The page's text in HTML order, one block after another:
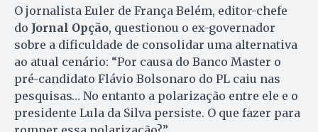
O jornalista Euler de França Belém, editor-chefe
do Jornal Opção, questionou o ex-governador
sobre a dificuldade de consolidar uma alternativa
ao atual cenário: “Por causa do Banco Master o
pré-candidato Flávio Bolsonaro do PL caiu nas
pesquisas… No entanto a polarização entre ele e o
presidente Lula da Silva persiste. O que fazer para